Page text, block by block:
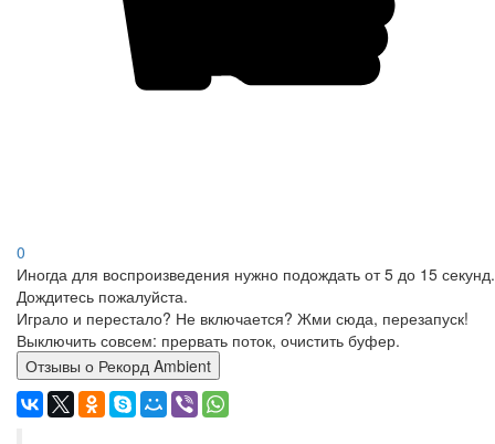
0
Иногда для воспроизведения нужно подождать от 5 до 15 секунд.
Дождитесь пожалуйста.
Играло и перестало? Не включается? Жми сюда, перезапуск!
Выключить совсем: прервать поток, очистить буфер.
Отзывы о Рекорд Ambient